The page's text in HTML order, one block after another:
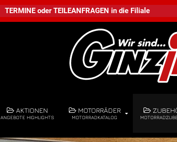
AKTIONEN
ANGEBOTE HIGHLIGHTS
MOTORRÄDER
MOTORRADKATALOG
TERMINEoderTEILEANFRAGEN in die Filiale